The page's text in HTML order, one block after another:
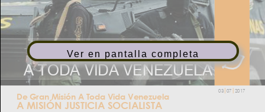
Ver en pantalla completa